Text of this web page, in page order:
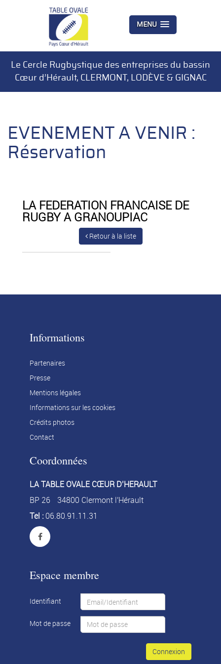
MENU
Le Cercle Rugbystique des entreprises du bassin
Cœur d’Hérault, CLERMONT, LODÈVE & GIGNAC
EVENEMENT A VENIR :
Réservation
LA FEDERATION FRANCAISE DE
RUGBY A GRANOUPIAC
Retour à la liste
Informations
Partenaires
Presse
Mentions légales
Informations sur les cookies
Crédits photos
Contact
Coordonnées
LA TABLE OVALE CŒUR D’HERAULT
BP 26
34800 Clermont l'Hérault
Tel : 06.80.91.11.31
Espace membre
Identifiant
Mot de passe
Connexion